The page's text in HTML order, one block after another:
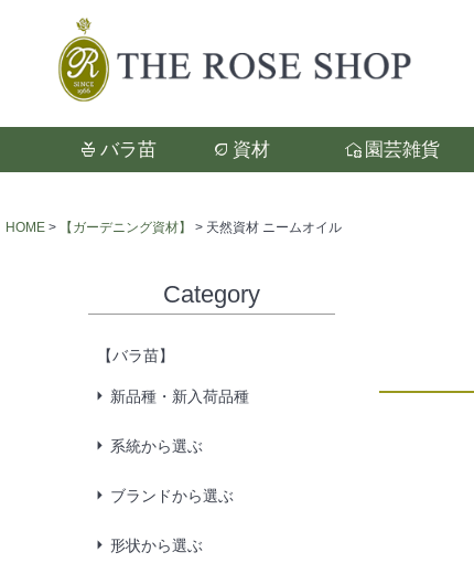
バラ苗 資材 園芸雑貨
検索
HOME 【ガーデニング資材】 天然資材 ニームオイル
Category
【バラ苗】
新品種・新入荷品種
系統から選ぶ
ブランドから選ぶ
形状から選ぶ